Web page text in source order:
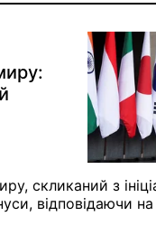
скликаний з
відповідаючи